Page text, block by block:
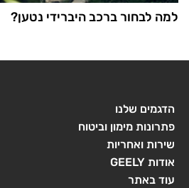
למה לבחור ברכב היברידי נטען?
הדגמים שלנו
פתרונות מימון וביטוח
שירות ואחריות
אודות GEELY
עוד באתר